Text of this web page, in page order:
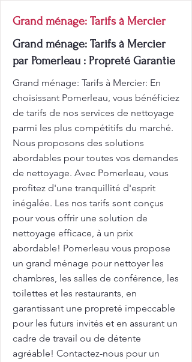
Grand ménage: Tarifs à Mercier
Grand ménage: Tarifs à Mercier
par Pomerleau : Propreté Garantie
Grand ménage: Tarifs à Mercier: En
choisissant Pomerleau, vous bénéficiez
de tarifs de nos services de nettoyage
parmi les plus compétitifs du marché.
Nous proposons des solutions
abordables pour toutes vos demandes
de nettoyage. Avec Pomerleau, vous
profitez d'une tranquillité d'esprit
inégalée. Les nos tarifs sont conçus
pour vous offrir une solution de
nettoyage efficace, à un prix
abordable! Pomerleau vous propose
un grand ménage pour nettoyer les
chambres, les salles de conférence, les
toilettes et les restaurants, en
garantissant une propreté impeccable
pour les futurs invités et en assurant un
cadre de travail ou de détente
agréable! Contactez-nous pour un